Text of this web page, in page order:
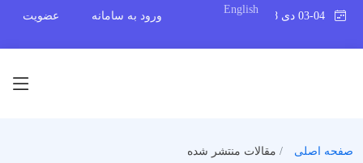
English
ورود به سامانه عضویت
صفحه اصلی مقالات منتشر شده